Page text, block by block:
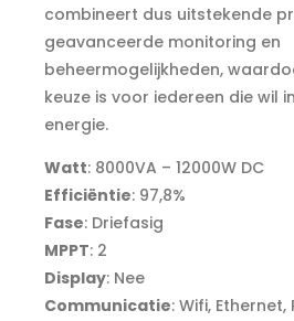
combineert dus uitstekende
geavanceerde monitoring en
beheermogelijkheden,
keuze is voor iedereen die wil
energie.
Watt: 8000VA – 12000W DC
Efficiëntie: 97,8%
Fase: Driefasig
MPPT: 2
Display: Nee
Communicatie: Wifi, Ethernet,